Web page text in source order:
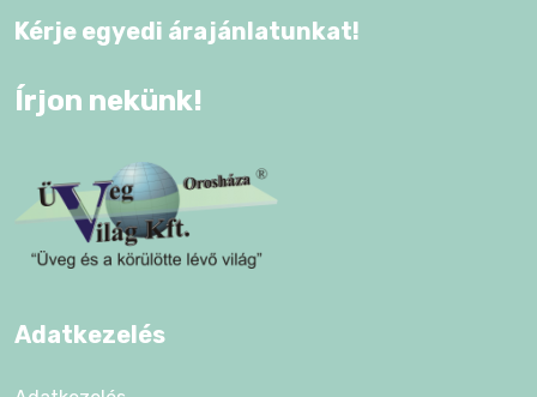
Kérje egyedi árajánlatunkat!
Írjon nekünk!
Adatkezelés